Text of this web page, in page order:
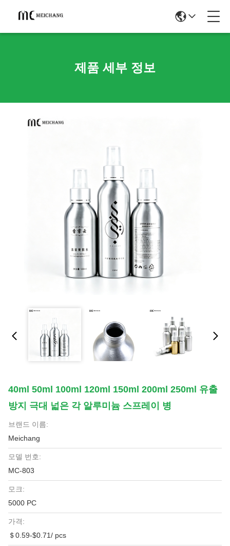
제품 세부 정보
40ml 50ml 100ml 120ml 150ml 200ml 250ml 유출
방지 극대 넓은 각 알루미늄 스프레이 병
브랜드 이름:
Meichang
모델 번호:
MC-803
모크:
5000 PC
가격:
＄0.59-$0.71/ pcs